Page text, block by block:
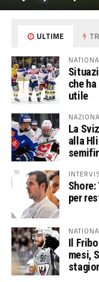
ULTIME
che
utile
La
alla
per
Il
mesi,